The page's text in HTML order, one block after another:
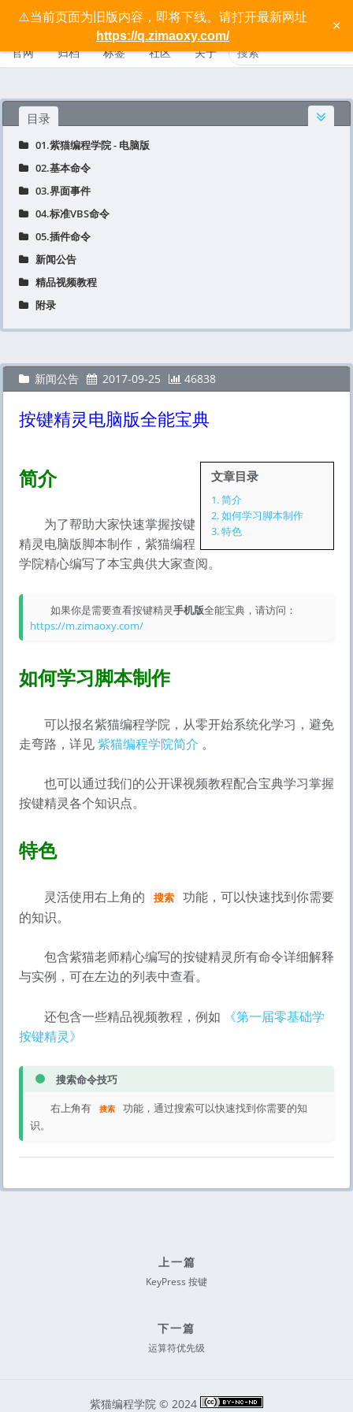
⚠️当前页面为旧版内容，即将下线。请打开最新网址
https://q.zimaoxy.com/
×
按键精灵电脑版宝典 - 紫猫学院
官网 归档 标签 社区 关于
目录
01.紫猫编程学院 - 电脑版
02.基本命令
03.界面事件
04.标准VBS命令
05.插件命令
新闻公告
精品视频教程
附录
新闻公告 2017-09-25 46838
按键精灵电脑版全能宝典
文章目录
1.简介
2.如何学习脚本制作
3.特色
简介
为了帮助大家快速掌握按键
精灵电脑版脚本制作，紫猫编程
学院精心编写了本宝典供大家查阅。
如果你是需要查看按键精灵手机版全能宝典，请访问：
https://m.zimaoxy.com/
如何学习脚本制作
可以报名紫猫编程学院，从零开始系统化学习，避免
走弯路，详见紫猫编程学院简介 。
也可以通过我们的公开课视频教程配合宝典学习掌握
按键精灵各个知识点。
特色
灵活使用右上角的 搜索
功能，可以快速找到你需要
的知识。
包含紫猫老师精心编写的按键精灵所有命令详细解释
与实例，可在左边的列表中查看。
还包含一些精品视频教程，例如
《第一届零基础学
按键精灵》
搜索命令技巧
右上角有 搜索
功能，通过搜索可以快速找到你需要的知
识。
上一篇
KeyPress 按键
下一篇
运算符优先级
紫猫编程学院 © 2024